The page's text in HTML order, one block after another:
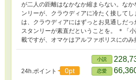
が二人の距離はなかなか縮まらない。なか
ンリーが、クラウディアに冷たく接して
は、クラウディアにはずっとお見通しだ
スタンリーが素直だということを。 ＊「
載ですが、オマケはアルファポリスにのみ
24h.ポイント 0pt
小説
恋愛